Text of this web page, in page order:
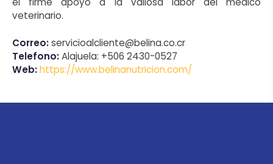
veterinario.
Correo:servicioalcliente@belina.co.cr
Telefono:Alajuela: +506 2430-0527
Web:https://www.belinanutricion.com/